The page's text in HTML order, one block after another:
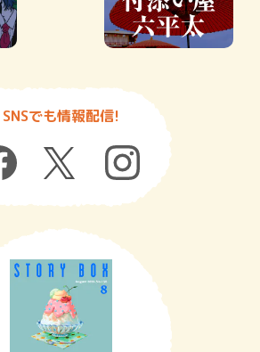
SNSでも情報配信!